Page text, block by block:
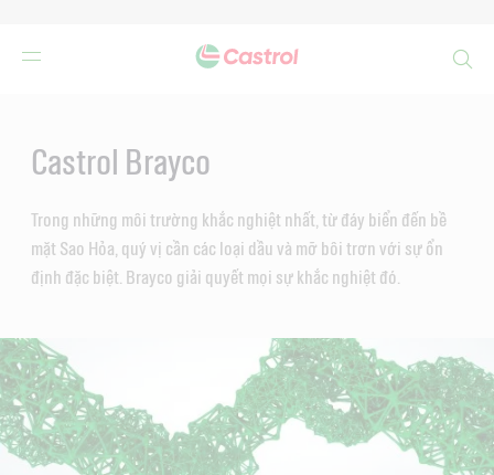
Castrol Brayco
Trong những môi trường khắc nghiệt nhất, từ đáy biển đến bề
mặt Sao Hỏa, quý vị cần các loại dầu và mỡ bôi trơn với sự ổn
định đặc biệt. Brayco giải quyết mọi sự khắc nghiệt đó.